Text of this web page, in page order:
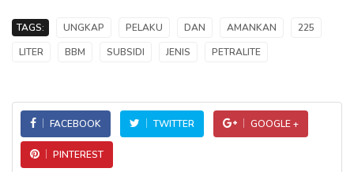
TAGS: UNGKAP PELAKU DAN AMANKAN
225
LITER
BBM SUBSIDI JENIS PETRALITE
FACEBOOK TWITTER GOOGLE +
PINTEREST